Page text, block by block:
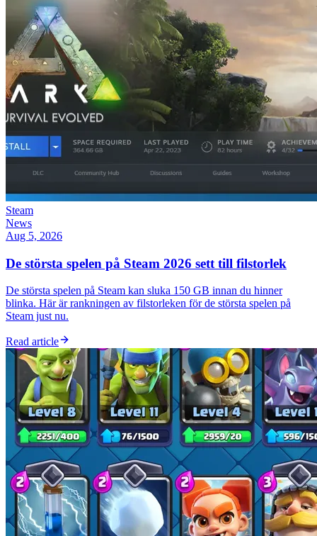
Steam
News
Aug 5, 2026
De största spelen på Steam 2026 sett till filstorlek
De största spelen på Steam kan sluka 150 GB innan du hinner
blinka. Här är rankningen av filstorleken för de största spelen på
Steam just nu.
Read article